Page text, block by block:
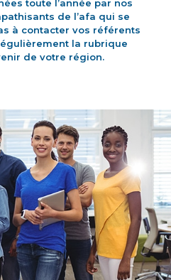
toute l’année par nos
de l’afa qui se
à contacter vos référents
la rubrique
de votre région.